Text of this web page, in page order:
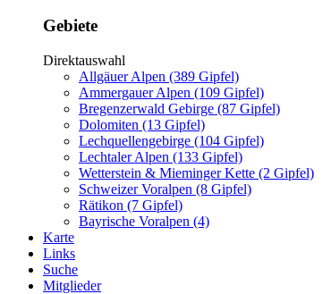
Gebiete
Direktauswahl
Allgäuer Alpen (389 Gipfel)
Ammergauer Alpen (109 Gipfel)
Bregenzerwald Gebirge (87 Gipfel)
Dolomiten (13 Gipfel)
Lechquellengebirge (104 Gipfel)
Lechtaler Alpen (133 Gipfel)
Wetterstein & Mieminger Kette (2 Gipfel)
Schweizer Voralpen (8 Gipfel)
Rätikon (7 Gipfel)
Bayrische Voralpen (4)
Karte
Links
Suche
Mitglieder